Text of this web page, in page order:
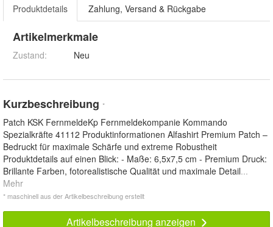
Produktdetails Zahlung, Versand & Rückgabe
Artikelmerkmale
Zustand: Neu
Kurzbeschreibung *
Patch KSK FernmeldeKp Fernmeldekompanie Kommando
Spezialkräfte 41112 Produktinformationen Alfashirt Premium Patch –
Bedruckt für maximale Schärfe und extreme Robustheit
Produktdetails auf einen Blick: - Maße: 6,5x7,5 cm - Premium Druck:
Brillante Farben, fotorealistische Qualität und maximale Detail...
Mehr
* maschinell aus der Artikelbeschreibung erstellt
Artikelbeschreibung anzeigen